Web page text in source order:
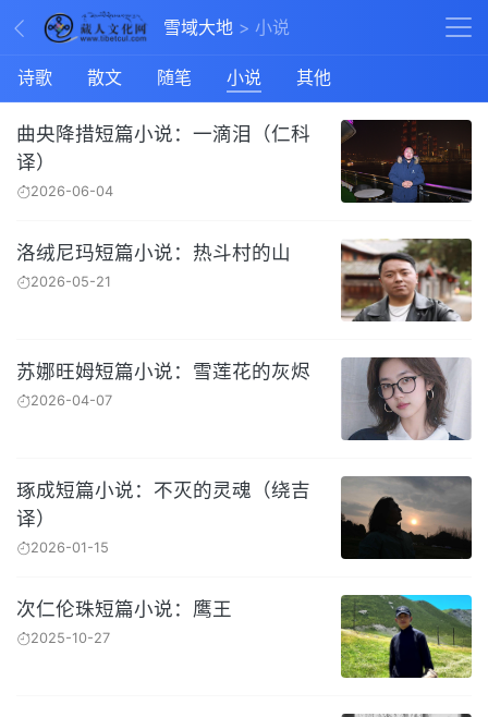
雪域大地 小说
诗歌 散文 随笔 小说 其他
曲央降措短篇小说：一滴泪（仁科
译）
2026-06-04
洛绒尼玛短篇小说：热斗村的山
2026-05-21
苏娜旺姆短篇小说：雪莲花的灰烬
2026-04-07
琢成短篇小说：不灭的灵魂（绕吉
译）
2026-01-15
次仁伦珠短篇小说：鹰王
2025-10-27